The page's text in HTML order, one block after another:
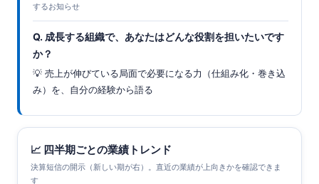
するお知らせ
Q. 成長する組織で、あなたはどんな役割を担いたいです
か？
💡 売上が伸びている局面で必要になる力（仕組み化・巻き込
み）を、自分の経験から語る
📈 四半期ごとの業績トレンド
決算短信の開示（新しい期が右）。直近の業績が上向きかを確認できま
す